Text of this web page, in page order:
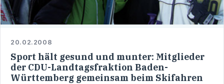
20.02.2008
Sport hält gesund und munter: Mitglieder
der CDU-Landtagsfraktion Baden-
Württemberg gemeinsam beim Skifahren